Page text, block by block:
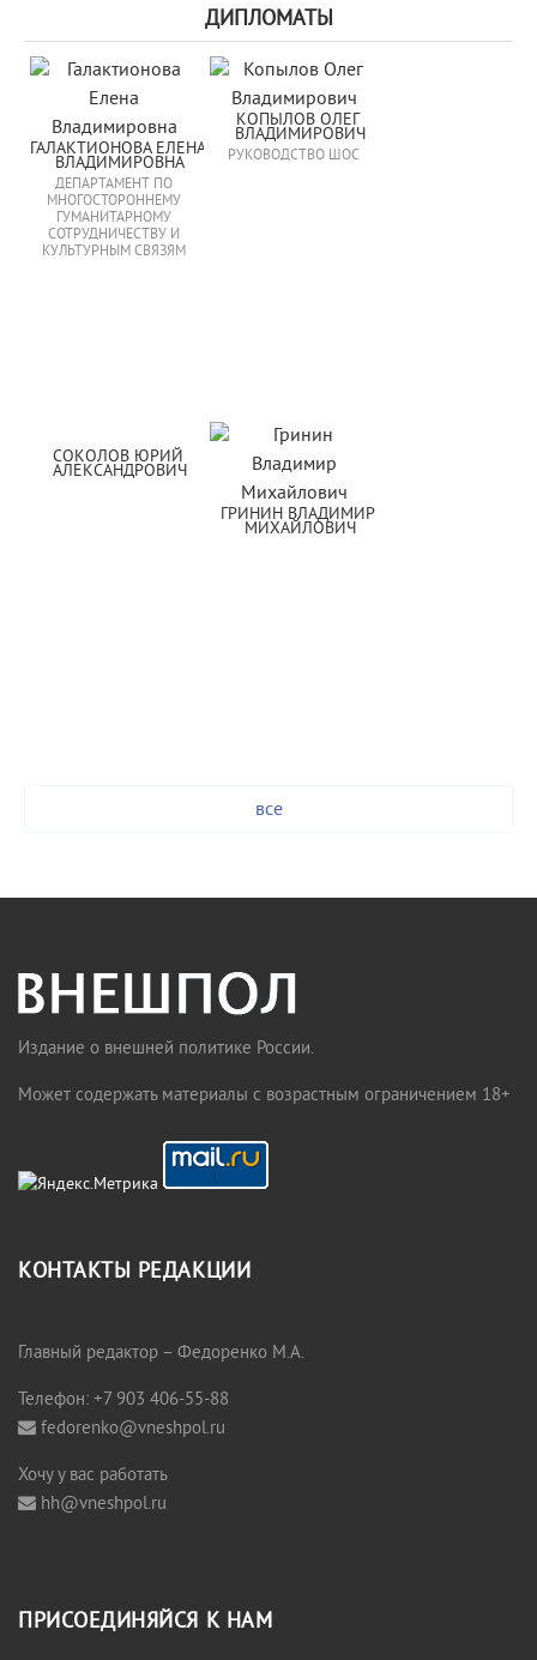
ДИПЛОМАТЫ
ГАЛАКТИОНОВА ЕЛЕНА
ВЛАДИМИРОВНА
ДЕПАРТАМЕНТ ПО
МНОГОСТОРОННЕМУ
ГУМАНИТАРНОМУ
СОТРУДНИЧЕСТВУ И
КУЛЬТУРНЫМ СВЯЗЯМ
КОПЫЛОВ ОЛЕГ
ВЛАДИМИРОВИЧ
РУКОВОДСТВО ШОС
СОКОЛОВ ЮРИЙ
АЛЕКСАНДРОВИЧ
ГРИНИН ВЛАДИМИР
МИХАЙЛОВИЧ
все
Издание о внешней политике России.
Может содержать материалы с возрастным ограничением 18+
КОНТАКТЫ РЕДАКЦИИ
Главный редактор – Федоренко М.А.
Телефон: +7 903 406-55-88
fedorenko@vneshpol.ru
Хочу у вас работать
hh@vneshpol.ru
ПРИСОЕДИНЯЙСЯ К НАМ